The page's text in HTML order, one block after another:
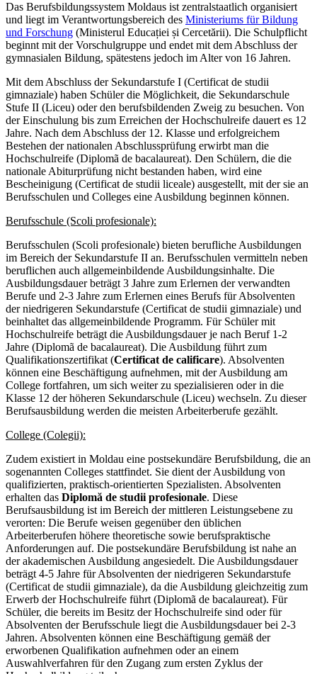
Das Berufsbildungssystem Moldaus ist zentralstaatlich organisiert
und liegt im Verantwortungsbereich des Ministeriums für Bildung
und Forschung (Ministerul Educației și Cercetării). Die Schulpflicht
beginnt mit der Vorschulgruppe und endet mit dem Abschluss der
gymnasialen Bildung, spätestens jedoch im Alter von 16 Jahren.
Mit dem Abschluss der Sekundarstufe I (Certificat de studii
gimnaziale) haben Schüler die Möglichkeit, die Sekundarschule
Stufe II (Liceu) oder den berufsbildenden Zweig zu besuchen. Von
der Einschulung bis zum Erreichen der Hochschulreife dauert es 12
Jahre. Nach dem Abschluss der 12. Klasse und erfolgreichem
Bestehen der nationalen Abschlussprüfung erwirbt man die
Hochschulreife (Diplomã de bacalaureat). Den Schülern, die die
nationale Abiturprüfung nicht bestanden haben, wird eine
Bescheinigung (Certificat de studii liceale) ausgestellt, mit der sie an
Berufsschulen und Colleges eine Ausbildung beginnen können.
Berufsschule (Scoli profesionale):
Berufsschulen (Scoli profesionale) bieten berufliche Ausbildungen
im Bereich der Sekundarstufe II an. Berufsschulen vermitteln neben
beruflichen auch allgemeinbildende Ausbildungsinhalte. Die
Ausbildungsdauer beträgt 3 Jahre zum Erlernen der verwandten
Berufe und 2-3 Jahre zum Erlernen eines Berufs für Absolventen
der niedrigeren Sekundarstufe (Certificat de studii gimnaziale) und
beinhaltet das allgemeinbildende Programm. Für Schüler mit
Hochschulreife beträgt die Ausbildungsdauer je nach Beruf 1-2
Jahre (Diplomã de bacalaureat). Die Ausbildung führt zum
Qualifikationszertifikat (Certificat de calificare). Absolventen
können eine Beschäftigung aufnehmen, mit der Ausbildung am
College fortfahren, um sich weiter zu spezialisieren oder in die
Klasse 12 der höheren Sekundarschule (Liceu) wechseln. Zu dieser
Berufsausbildung werden die meisten Arbeiterberufe gezählt.
College (Colegii):
Zudem existiert in Moldau eine postsekundäre Berufsbildung, die an
sogenannten Colleges stattfindet. Sie dient der Ausbildung von
qualifizierten, praktisch-orientierten Spezialisten. Absolventen
erhalten das Diplomă de studii profesionale. Diese
Berufsausbildung ist im Bereich der mittleren Leistungsebene zu
verorten: Die Berufe weisen gegenüber den üblichen
Arbeiterberufen höhere theoretische sowie berufspraktische
Anforderungen auf. Die postsekundäre Berufsbildung ist nahe an
der akademischen Ausbildung angesiedelt. Die Ausbildungsdauer
beträgt 4-5 Jahre für Absolventen der niedrigeren Sekundarstufe
(Certificat de studii gimnaziale), da die Ausbildung gleichzeitig zum
Erwerb der Hochschulreife führt (Diplomã de bacalaureat). Für
Schüler, die bereits im Besitz der Hochschulreife sind oder für
Absolventen der Berufsschule liegt die Ausbildungsdauer bei 2-3
Jahren. Absolventen können eine Beschäftigung gemäß der
erworbenen Qualifikation aufnehmen oder an einem
Auswahlverfahren für den Zugang zum ersten Zyklus der